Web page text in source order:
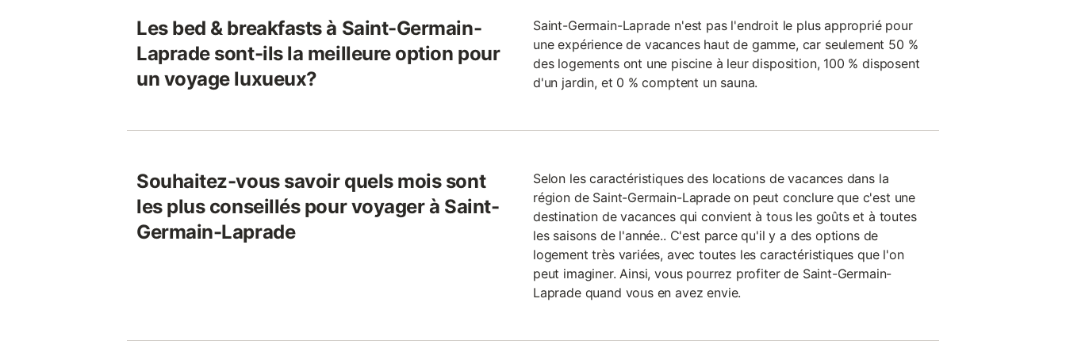
Les bed & breakfasts à Saint-Germain-
Laprade sont-ils la meilleure option pour
un voyage luxueux?
Saint-Germain-Laprade n'est pas l'endroit le plus approprié pour
une expérience de vacances haut de gamme, car seulement 50 %
des logements ont une piscine à leur disposition, 100 % disposent
d'un jardin, et 0 % comptent un sauna.
Souhaitez-vous savoir quels mois sont
les plus conseillés pour voyager à Saint-
Germain-Laprade
Selon les caractéristiques des locations de vacances dans la
région de Saint-Germain-Laprade on peut conclure que c'est une
destination de vacances qui convient à tous les goûts et à toutes
les saisons de l'année.. C'est parce qu'il y a des options de
logement très variées, avec toutes les caractéristiques que l'on
peut imaginer. Ainsi, vous pourrez profiter de Saint-Germain-
Laprade quand vous en avez envie.